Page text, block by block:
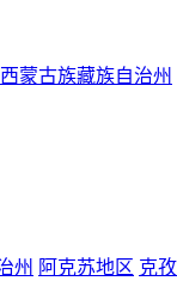
蒙古族藏族自治州
州 阿克苏地区 克